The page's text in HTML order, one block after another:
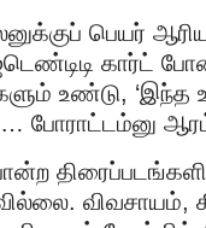
பெயர்
கார்ட்
உண்டு, ‘இந்த
போராட்டம்னு
விவசாயம்,